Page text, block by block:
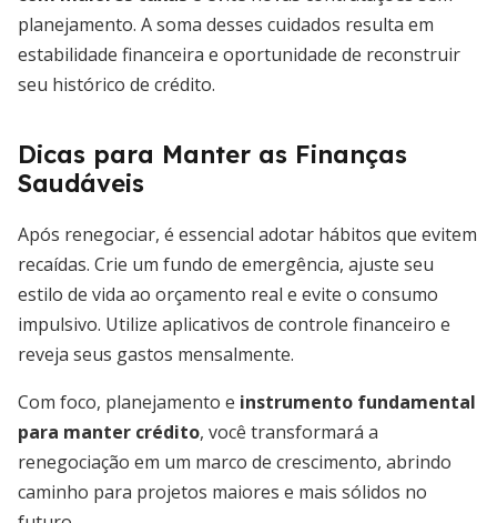
planejamento. A soma desses cuidados resulta em
estabilidade financeira e oportunidade de reconstruir
seu histórico de crédito.
Dicas para Manter as Finanças
Saudáveis
Após renegociar, é essencial adotar hábitos que evitem
recaídas. Crie um fundo de emergência, ajuste seu
estilo de vida ao orçamento real e evite o consumo
impulsivo. Utilize aplicativos de controle financeiro e
reveja seus gastos mensalmente.
Com foco, planejamento e instrumento fundamental
para manter crédito, você transformará a
renegociação em um marco de crescimento, abrindo
caminho para projetos maiores e mais sólidos no